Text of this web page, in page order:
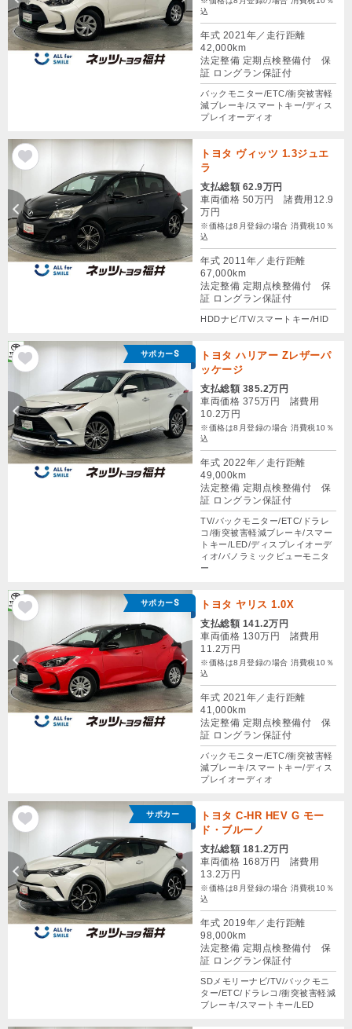
込
年式 2021年／走行距離
42,000km
法定整備 定期点検整備付 保
証 ロングラン保証付
バックモニター/ETC/衝突被害軽
減ブレーキ/スマートキー/ディス
プレイオーディオ
トヨタ ヴィッツ 1.3ジュエ
ラ
支払総額 62.9万円
車両価格 50万円 諸費用12.9
万円
※価格は8月登録の場合 消費税10％
込
年式 2011年／走行距離
67,000km
法定整備 定期点検整備付 保
証 ロングラン保証付
HDDナビ/TV/スマートキー/HID
サポカーS
トヨタ ハリアー Zレザーパ
ッケージ
支払総額 385.2万円
車両価格 375万円 諸費用
10.2万円
※価格は8月登録の場合 消費税10％
込
年式 2022年／走行距離
49,000km
法定整備 定期点検整備付 保
証 ロングラン保証付
TV/バックモニター/ETC/ドラレ
コ/衝突被害軽減ブレーキ/スマー
トキー/LED/ディスプレイオーデ
ィオ/パノラミックビューモニタ
ー
サポカーS トヨタ ヤリス 1.0X
支払総額 141.2万円
車両価格 130万円 諸費用
11.2万円
※価格は8月登録の場合 消費税10％
込
年式 2021年／走行距離
41,000km
法定整備 定期点検整備付 保
証 ロングラン保証付
バックモニター/ETC/衝突被害軽
減ブレーキ/スマートキー/ディス
プレイオーディオ
サポカー
トヨタ C-HR HEV G モー
ド・ブルーノ
支払総額 181.2万円
車両価格 168万円 諸費用
13.2万円
※価格は8月登録の場合 消費税10％
込
年式 2019年／走行距離
98,000km
法定整備 定期点検整備付 保
証 ロングラン保証付
SDメモリーナビ/TV/バックモニ
ター/ETC/ドラレコ/衝突被害軽減
ブレーキ/スマートキー/LED